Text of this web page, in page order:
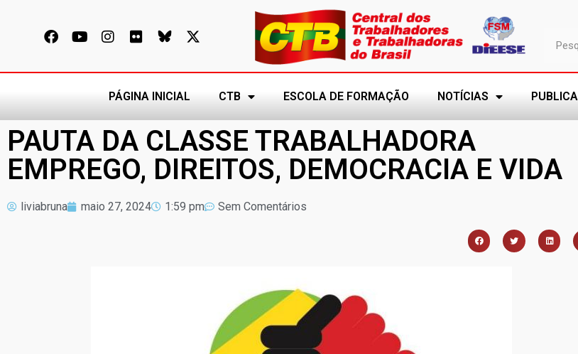
PÁGINA INICIAL CTB ESCOLA DE FORMAÇÃO NOTÍCIAS
PAUTA DA CLASSE TRABALHADORA
EMPREGO, DIREITOS, DEMOCRACIA E VIDA
liviabruna maio 27, 2024 1:59 pm Sem Comentários